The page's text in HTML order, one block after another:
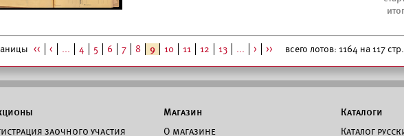
<< < ... 4 5 6 7 8 9 10 11 12 13 ... > >> всего лотов: 1164 на 117 стр.
заочного участия
Магазин
О магазине
Каталоги
Каталог